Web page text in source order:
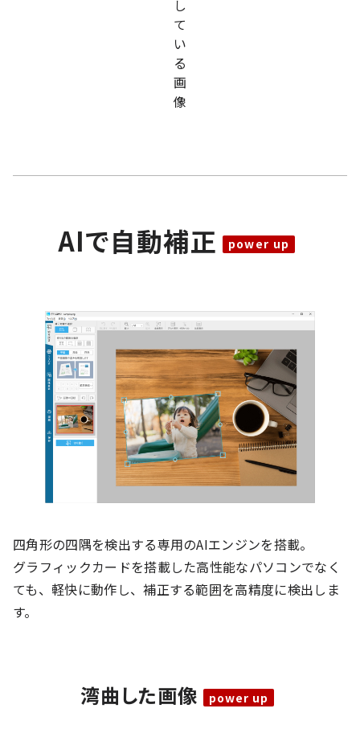
AIで自動補正
四角形の四隅を検出する専用のAIエンジンを搭載。
グラフィックカードを搭載した高性能なパソコンでなく
ても、軽快に動作し、補正する範囲を高精度に検出しま
す。
湾曲した画像